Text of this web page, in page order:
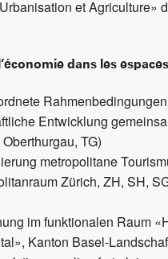
et Agriculture»
dans les
Entwicklung
TG)
metropolitane
Zürich, ZH, SH,
im funktionalen Raum
Kanton Basel-